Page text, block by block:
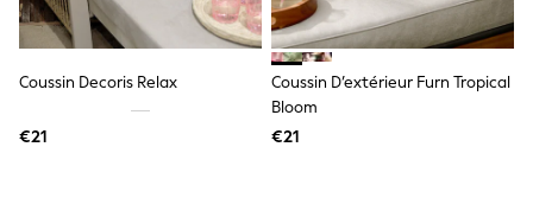
New in from Next
50 - 92cm
116 - 134cm
140 - 174cm
Coussin Decoris Relax
€21
Coussin D’extérieur Furn Tropical
Bloom
€21